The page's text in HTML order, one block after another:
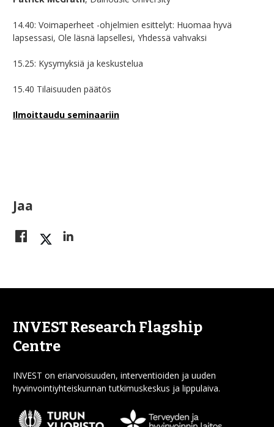
14.40: Voimaperheet -ohjelmien esittelyt: Huomaa hyvä
lapsessasi, Ole läsnä lapsellesi, Yhdessä vahvaksi
15.25: Kysymyksiä ja keskustelua
15.40 Tilaisuuden päätös
Ilmoittaudu seminaariin
Jaa
INVEST Research Flagship
Centre
INVEST on eriarvoisuuden, interventioiden ja uuden
hyvinvointiyhteiskunnan tutkimuskeskus ja lippulaiva.